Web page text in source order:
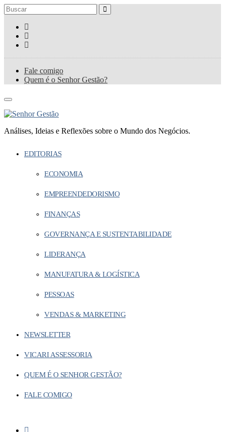
Fale comigo
Quem é o Senhor Gestão?
Análises, Ideias e Reflexões sobre o Mundo dos Negócios.
EDITORIAS
ECONOMIA
EMPREENDEDORISMO
FINANÇAS
GOVERNANÇA E SUSTENTABILIDADE
LIDERANÇA
MANUFATURA & LOGÍSTICA
PESSOAS
VENDAS & MARKETING
NEWSLETTER
VICARI ASSESSORIA
QUEM É O SENHOR GESTÃO?
FALE COMIGO